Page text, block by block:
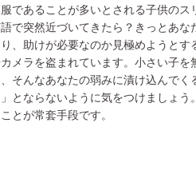
であることが多いとされる子供の
で突然近づいてきたら？きっとあ
、助けが必要なのか見極めようと
メラを盗まれています。小さい子
そんなあなたの弱みに漬け込んで
とならないように気をつけましょ
とが常套手段です。